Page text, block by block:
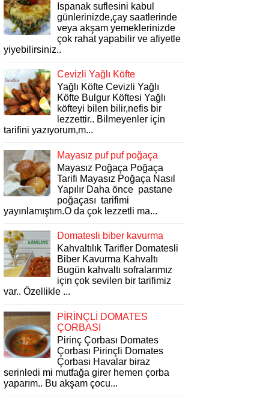
Ispanak suflesini kabul
günlerinizde,çay saatlerinde
veya akşam yemeklerinizde
çok rahat yapabilir ve afiyetle
yiyebilirsiniz..
Cevizli Yağlı Köfte
Yağlı Köfte Cevizli Yağlı
Köfte Bulgur Köftesi Yağlı
köfteyi bilen bilir,nefis bir
lezzettir.. Bilmeyenler için
tarifini yazıyorum,m...
Mayasız puf puf poğaça
Mayasız Poğaça Poğaça
Tarifi Mayasız Poğaça Nasıl
Yapılır Daha önce pastane
poğaçası tarifimi
yayınlamıştım.O da çok lezzetli ma...
Domatesli biber kavurma
Kahvaltılık Tarifler Domatesli
Biber Kavurma Kahvaltı
Bugün kahvaltı sofralarımız
için çok sevilen bir tarifimiz
var.. Özellikle ...
PİRİNÇLİ DOMATES
ÇORBASI
Pirinç Çorbası Domates
Çorbası Pirinçli Domates
Çorbası Havalar biraz
serinledi mi mutfağa girer hemen çorba
yaparım.. Bu akşam çocu...